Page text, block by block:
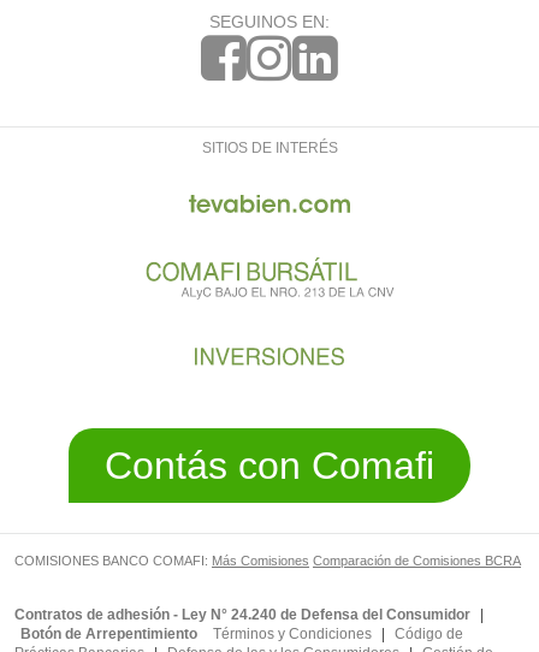
SEGUINOS EN:
SITIOS DE INTERÉS
Contás con Comafi
COMISIONES BANCO COMAFI: Más Comisiones Comparación de Comisiones BCRA
Contratos de adhesión - Ley N° 24.240 de Defensa del Consumidor
Botón de Arrepentimiento
Términos y Condiciones
Código de